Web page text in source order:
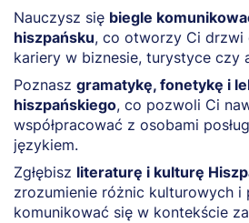
Nauczysz się biegle
hiszpańsku, co otworzy Ci drzwi
kariery w biznesie, turystyce czy
Poznasz gramatykę, fonetykę i
hiszpańskiego, co pozwoli Ci
współpracować z osobami
językiem.
Zgłębisz literaturę i kulturę
zrozumienie różnic kulturowych
komunikować się w kontekście